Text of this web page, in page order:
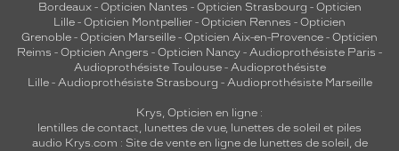
Bordeaux- Opticien Nantes - Opticien Strasbourg - Opticien
Lille - Opticien Montpellier - Opticien Rennes - Opticien
Grenoble - Opticien Marseille - Opticien Aix-en-Provence - Opticien
Reims - Opticien Angers - Opticien Nancy - Audioprothésiste Paris -
Audioprothésiste Toulouse- Audioprothésiste
Lille- Audioprothésiste Strasbourg - Audioprothésiste Marseille
Krys, Opticien en ligne :
lentilles de contact, lunettes de vue, lunettes de soleil et piles
audio Krys.com : Site de vente en ligne de lunettes de soleil, de